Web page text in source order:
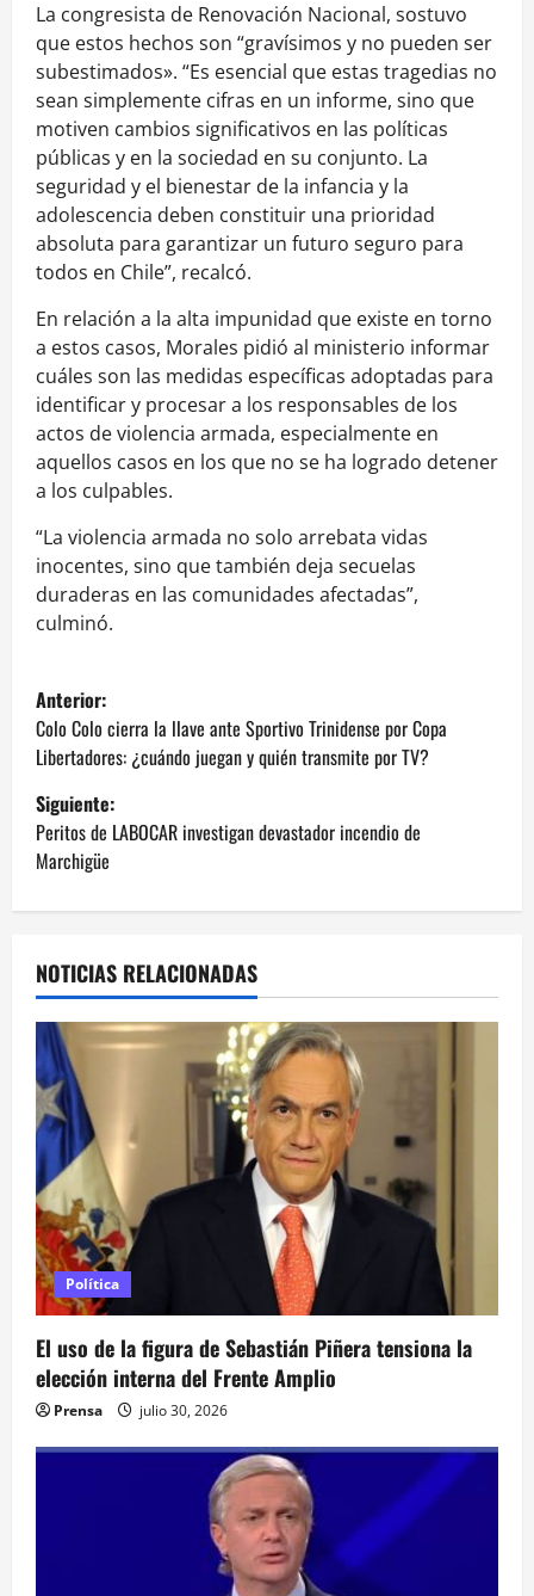
La congresista de Renovación Nacional, sostuvo
que estos hechos son “gravísimos y no pueden ser
subestimados». “Es esencial que estas tragedias no
sean simplemente cifras en un informe, sino que
motiven cambios significativos en las políticas
públicas y en la sociedad en su conjunto. La
seguridad y el bienestar de la infancia y la
adolescencia deben constituir una prioridad
absoluta para garantizar un futuro seguro para
todos en Chile”, recalcó.
En relación a la alta impunidad que existe en torno
a estos casos, Morales pidió al ministerio informar
cuáles son las medidas específicas adoptadas para
identificar y procesar a los responsables de los
actos de violencia armada, especialmente en
aquellos casos en los que no se ha logrado detener
a los culpables.
“La violencia armada no solo arrebata vidas
inocentes, sino que también deja secuelas
duraderas en las comunidades afectadas”,
culminó.
N
a
v
e
c
i
ó
n
d
e
e
n
t
r
Anterior:
Colo Colo cierra la llave ante Sportivo Trinidense por Copa
Libertadores: ¿cuándo juegan y quién transmite por TV?
Siguiente:
Peritos de LABOCAR investigan devastador incendio de
Marchigüe
NOTICIAS RELACIONADAS
Política
El uso de la figura de Sebastián Piñera tensiona la
elección interna del Frente Amplio
Prensa julio 30, 2026